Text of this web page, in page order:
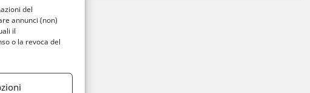
del
annunci (non)
il
o la revoca del